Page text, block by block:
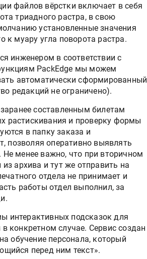
файлов вёрстки включает в себя
триадного растра, в свою
установленные значения
к муару угла поворота растра.
инженером в соответствии с
PackEdge мы можем
автоматически сформированный
редакций не ограничено).
составленным билетам
растискивания и проверку формы
в папку заказа и
позволяя оперативно выявлять
менее важно, что при вторичном
архива и тут же отправить на
отдела не принимает и
работы отдел выполнил, за
интерактивных подсказок для
конкретном случае. Сервис создан
обучение персонала, который
перед ним текст».